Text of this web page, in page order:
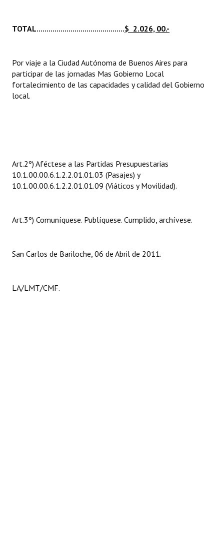
TOTAL............................................$ 2.026, 00.-
Por viaje a la Ciudad Autónoma de Buenos Aires para
participar de las jornadas Mas Gobierno Local
fortalecimiento de las capacidades y calidad del Gobierno
local.
Art.2º) Aféctese a las Partidas Presupuestarias
10.1.00.00.6.1.2.2.01.01.03 (Pasajes) y
10.1.00.00.6.1.2.2.01.01.09 (Viáticos y Movilidad).
Art.3º) Comuníquese. Publíquese. Cumplido, archívese.
San Carlos de Bariloche, 06 de Abril de 2011.
LA/LMT/CMF.